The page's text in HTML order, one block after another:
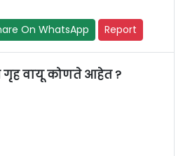
On WhatsApp Report
गृह वायू कोणते आहेत ?